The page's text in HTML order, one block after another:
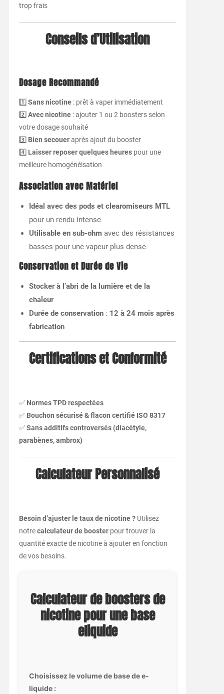
trop frais
Conseils d’Utilisation
Dosage Recommandé
1️⃣ Sans nicotine: prêt à vaper immédiatement
2️⃣ Avec nicotine: ajouter 1 ou 2 boosters selon
votre dosage souhaité
3️⃣ Bien secoueraprès ajout du booster
4️⃣ Laisser reposer quelques heurespour une
meilleure homogénéisation
Association avec Matériel
Idéal avec des pods et clearomiseurs MTL
pour un rendu intense
Utilisable en sub-ohmavec des résistances
basses pour une vapeur plus dense
Conservation et Durée de Vie
Stocker à l’abri de la lumière et de la
chaleur
Durée de conservation: 12 à 24 mois après
fabrication
Certifications et Conformité
✅ Normes TPD respectées
✅ Bouchon sécurisé & flacon certifié ISO 8317
✅Sans additifs controversés (diacétyle,
parabènes, ambrox)
Calculateur Personnalisé
Besoin d’ajuster le taux de nicotine ?Utilisez
notrecalculateur de boosterpour trouver la
quantité exacte de nicotine à ajouter en fonction
de vos besoins.
Calculateur de boosters de
nicotine pour une base
eliquide
Choisissez le volume de base de e-
liquide :